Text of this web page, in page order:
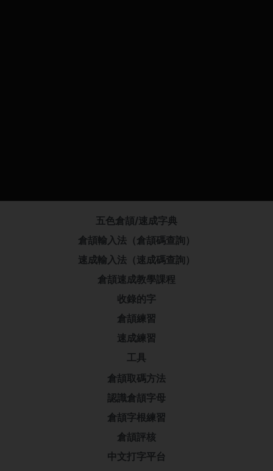
五色倉頡/速成字典
倉頡輸入法（倉頡碼查詢）
速成輸入法（速成碼查詢）
倉頡速成教學課程
收錄的字
倉頡練習
速成練習
工具
倉頡取碼方法
認識倉頡字母
倉頡字根練習
倉頡評核
中文打字平台